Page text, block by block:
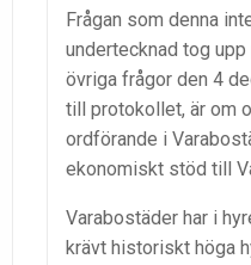
Frågan som denna
undertecknad tog
övriga frågor den 4
till protokollet, är om
ordförande i
ekonomiskt stöd till
Varabostäder har i
krävt historiskt höga